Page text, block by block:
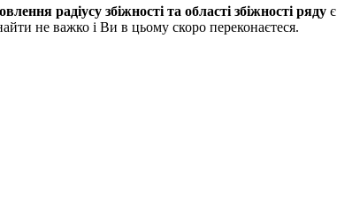
радіусу збіжності та області збіжності ряду є
не важко і Ви в цьому скоро переконаєтеся.